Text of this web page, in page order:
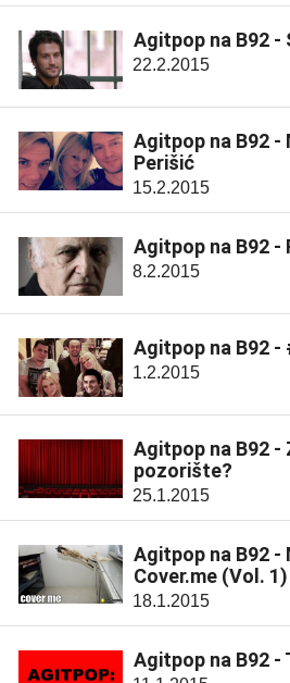
Agitpop na B92 -
22.2.2015
Agitpop na B92 -
Perišić
15.2.2015
Agitpop na B92 -
8.2.2015
Agitpop na B92 -
1.2.2015
Agitpop na B92 -
pozorište?
25.1.2015
Agitpop na B92 -
Cover.me (Vol. 1)
18.1.2015
Agitpop na B92 -